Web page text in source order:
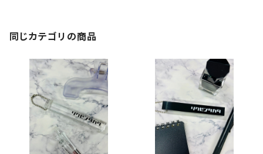
同じカテゴリの商品